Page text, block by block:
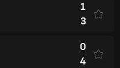
1
3
0
4